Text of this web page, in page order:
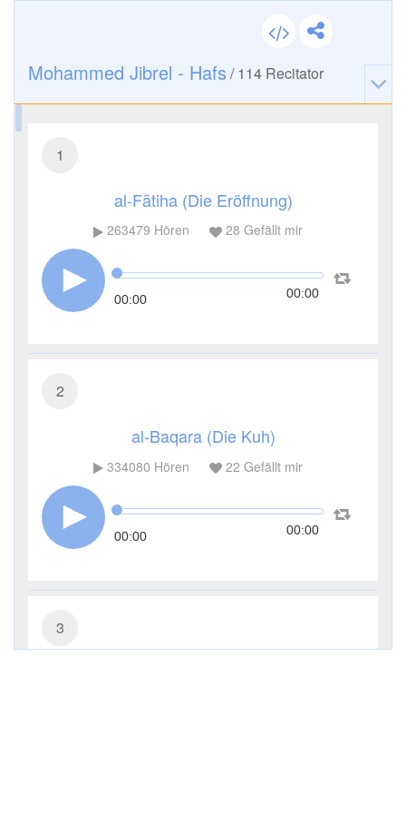
Mohammed Jibrel - Hafs /114 Recitator
1
al-Fātiha (Die Eröffnung)
263479 Hören 28 Gefällt mir
00:00 00:00
2
al-Baqara (Die Kuh)
334080 Hören 22 Gefällt mir
00:00 00:00
3